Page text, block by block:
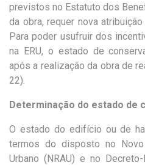
previstos no Estatuto dos
da obra, requer nova
Para poder usufruir dos
na ERU, o estado de
após a realização da obra de
22).
Determinação do estado de
O estado do edifício ou de
termos do disposto no Novo
Urbano (NRAU) e no